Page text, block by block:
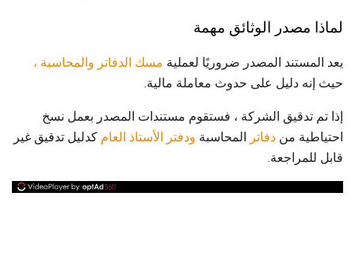
لماذا مصدر الوثائق مهمة
يعد المستند المصدر ضروريًا لعملية مسك الدفاتر والمحاسبة ،
حيث إنه دليل على حدوث معاملة مالية.
إذا تم تدقيق الشركة ، فستقوم مستندات المصدر بعمل نسخ
احتياطية من دفاتر المحاسبة ودفتر الأستاذ العام كدليل تدقيق غير
قابل للمراجعة.